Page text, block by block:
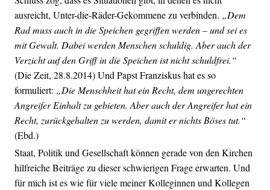
ausreicht, Unter-die-Räder-Gekommene zu verbinden. „Dem
Rad muss auch in die Speichen gegriffen werden – und sei es
mit Gewalt. Dabei werden Menschen schuldig. Aber auch der
Verzicht auf den Griff in die Speichen ist nicht schuldfrei.“
(Die Zeit, 28.8.2014) Und Papst Franziskus hat es so
formuliert: „Die Menschheit hat ein Recht, dem ungerechten
Angreifer Einhalt zu gebieten. Aber auch der Angreifer hat ein
Recht, zurückgehalten zu werden, damit er nichts Böses tut.“
(Ebd.)
Staat, Politik und Gesellschaft können gerade von den Kirchen
hilfreiche Beiträge zu dieser schwierigen Frage erwarten. Und
für mich ist es wie für viele meiner Kolleginnen und Kollegen